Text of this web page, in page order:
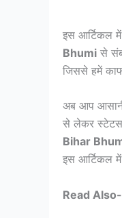
इस आर्टिकल में
Bhumi से
जिससे हमें
अब आप
से लेकर स्टेटस
Bihar
इस आर्टिकल में
Read Also-